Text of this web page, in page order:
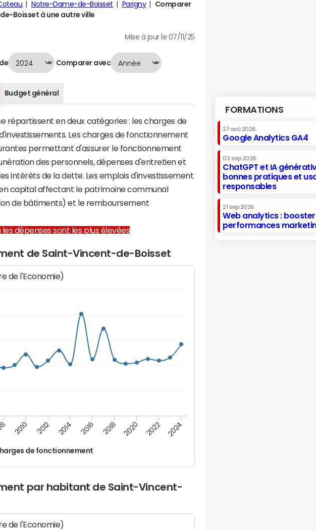
Notre-Dame-de-Boisset Parigny
Comparer
Boisset à une autre ville
Mise à jour le 07/11/25
Comparer avec
Budget général
répartissent en deux catégories : les charges de
Les charges de fonctionnement
permettant d'assurer le fonctionnement
des personnels, dépenses d'entretien et
intérêts de la dette. Les emplois d'investissement
capital affectant le patrimoine communal
de bâtiments) et le remboursement
les dépenses sont les plus élevées
de Saint-Vincent-de-Boisset
de l'Economie)
de fonctionnement
2010 2012 2014 2016 2018 2020 2022 2024
par habitant de Saint-Vincent-
de l'Economie)
FORMATIONS
27 aoû 2026
Google Analytics GA4
03 sep 2026
ChatGPT et IA
bonnes pratiques et
responsables
21 sep 2026
Web analytics : booster
performances